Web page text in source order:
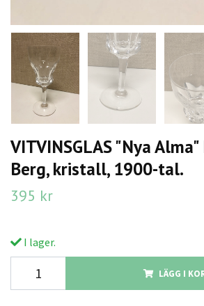
VITVINSGLAS "Nya
Berg, kristall, 1900-tal.
395 kr
I lager.
LÄGG I